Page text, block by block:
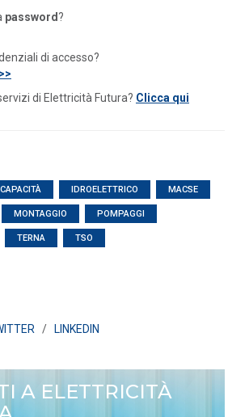
password?
di accesso?
di Elettricità Futura? Clicca qui
CAPACITÀ IDROELETTRICO MACSE
MONTAGGIO POMPAGGI
TERNA TSO
/ LINKEDIN
A ELETTRICITÀ